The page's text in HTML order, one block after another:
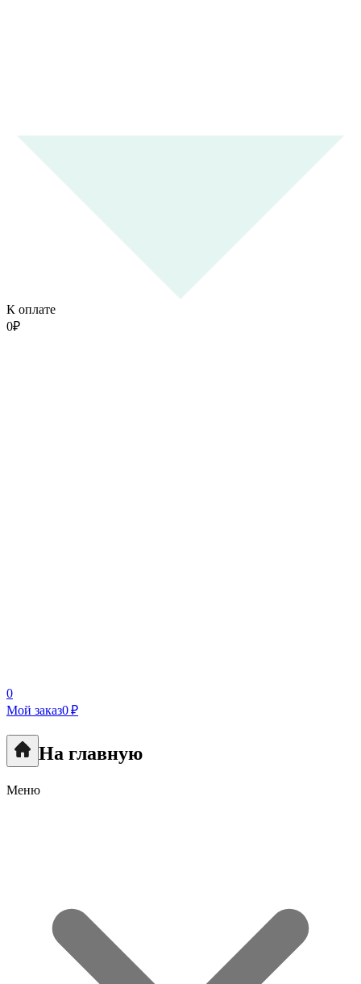
К оплате
0₽
0
Мой заказ0 ₽
На главную
Меню